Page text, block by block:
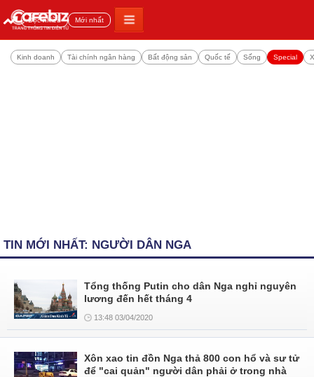
Đọc nhiều Mới nhất
Kinh doanh Tài chính ngân hàng Bất động sản Quốc tế Sống Special
TIN MỚI NHẤT: NGƯỜI DÂN NGA
Tổng thống Putin cho dân Nga nghỉ nguyên
lương đến hết tháng 4
13:48 03/04/2020
Xôn xao tin đồn Nga thả 800 con hổ và sư tử
để "cai quản" người dân phải ở trong nhà